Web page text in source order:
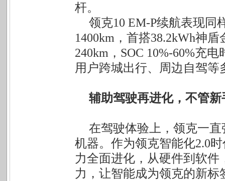
杆。
领克10 EM-P续航表现同
1400km，首搭38.2kWh神
240km，SOC 10%-60%充
用户跨城出行、周边自驾等
辅助驾驶再进化，不管
在驾驶体验上，领克一
机器。作为领克智能化2.0
力全面进化，从硬件到软
力，让智能成为领克的新标